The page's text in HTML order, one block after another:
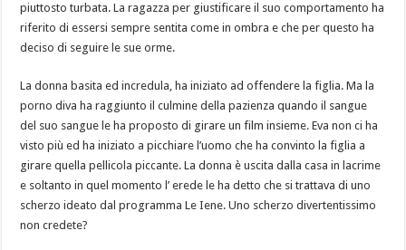
piuttosto turbata. La ragazza per giustificare il suo comportamento ha
riferito di essersi sempre sentita come in ombra e che per questo ha
deciso di seguire le sue orme.
La donna basita ed incredula, ha iniziato ad offendere la figlia. Ma la
porno diva ha raggiunto il culmine della pazienza quando il sangue
del suo sangue le ha proposto di girare un film insieme. Eva non ci ha
visto più ed ha iniziato a picchiare l’uomo che ha convinto la figlia a
girare quella pellicola piccante. La donna è uscita dalla casa in lacrime
e soltanto in quel momento l’ erede le ha detto che si trattava di uno
scherzo ideato dal programma Le Iene. Uno scherzo divertentissimo
non credete?